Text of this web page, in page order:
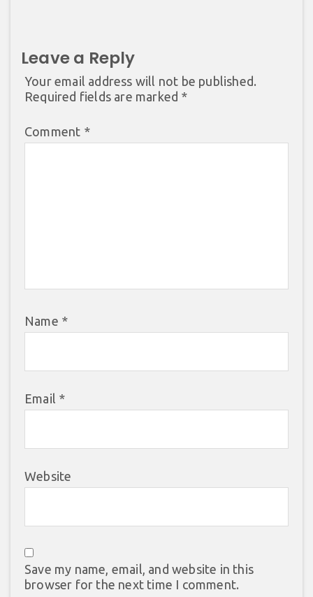
Leave a Reply
Your email address will not be published.
Required fields are marked *
Comment *
Name *
Email *
Website
Save my name, email, and website in this
browser for the next time I comment.